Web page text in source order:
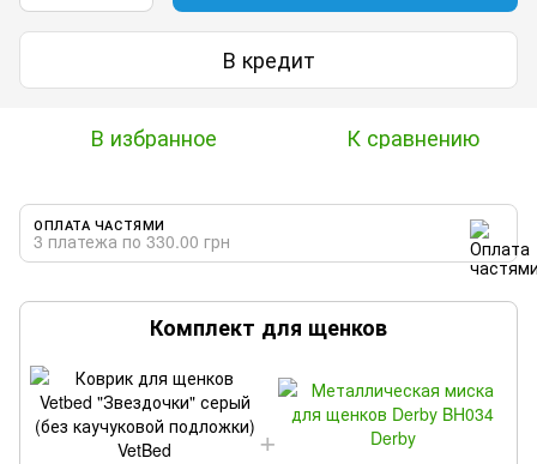
В кредит
В избранное К сравнению
ОПЛАТА ЧАСТЯМИ
3 платежа по 330.00 грн
Комплект для щенков